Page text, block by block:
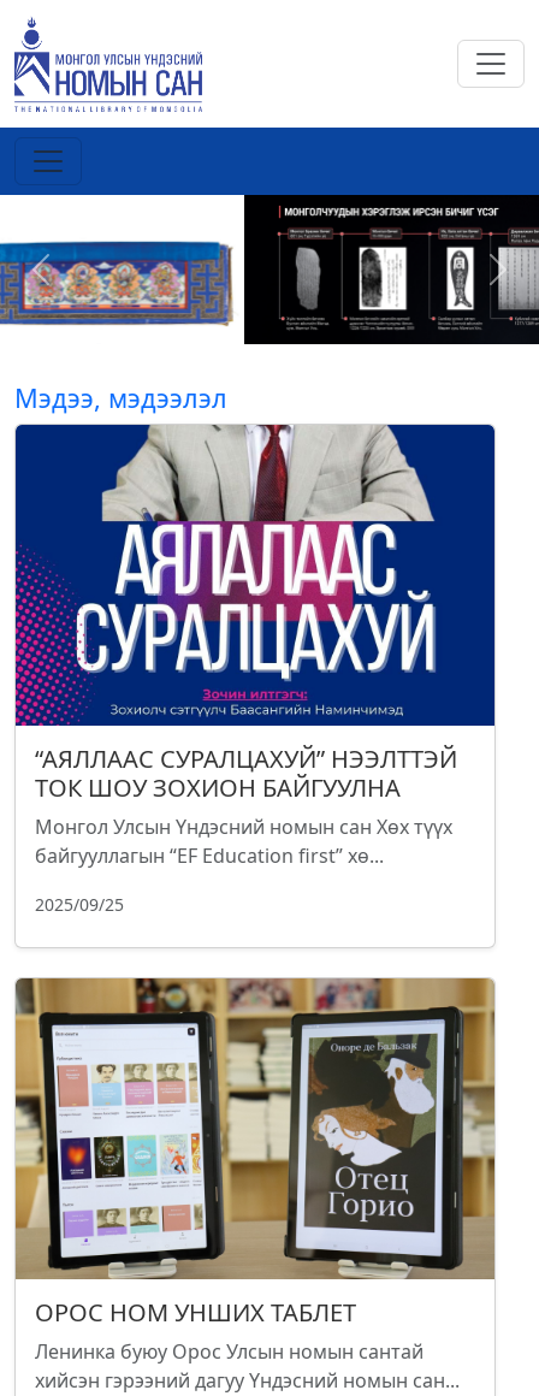
Previous Next
Мэдээ, мэдээлэл
“АЯЛЛААС СУРАЛЦАХУЙ” НЭЭЛТТЭЙ
ТОК ШОУ ЗОХИОН БАЙГУУЛНА
Монгол Улсын Үндэсний номын сан Хөх түүх
байгууллагын “EF Education first” хө...
2025/09/25
ОРОС НОМ УНШИХ ТАБЛЕТ
Ленинка буюу Орос Улсын номын сантай
хийсэн гэрээний дагуу Үндэсний номын сан...